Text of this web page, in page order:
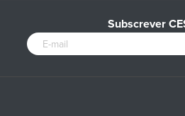
Subscrever